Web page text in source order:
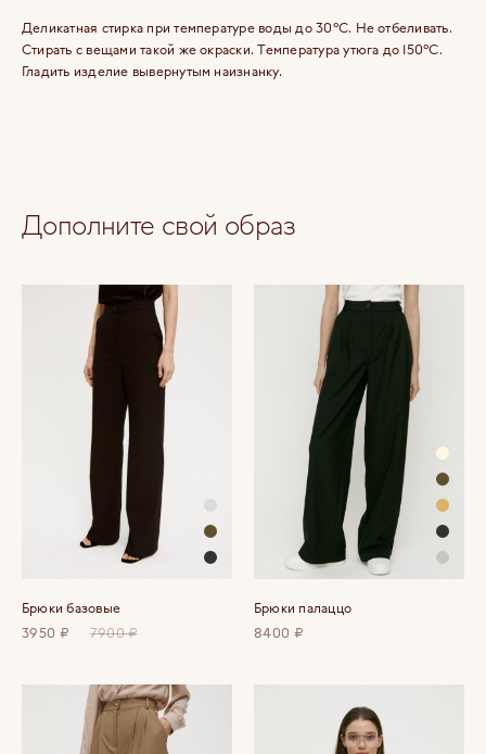
Деликатная стирка при температуре воды до 30°C. Не отбеливать.
Стирать с вещами такой же окраски. Температура утюга до 150°C.
Гладить изделие вывернутым наизнанку.
Дополните свой образ
Брюки базовые
3950 ₽
7900 ₽
Брюки палаццо
8400 ₽